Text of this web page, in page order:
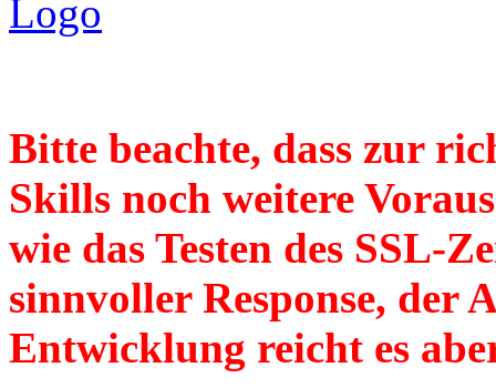
Bitte beachte, dass zur
Skills noch weitere
wie das Testen des SSL-
sinnvoller Response,
Entwicklung reicht es